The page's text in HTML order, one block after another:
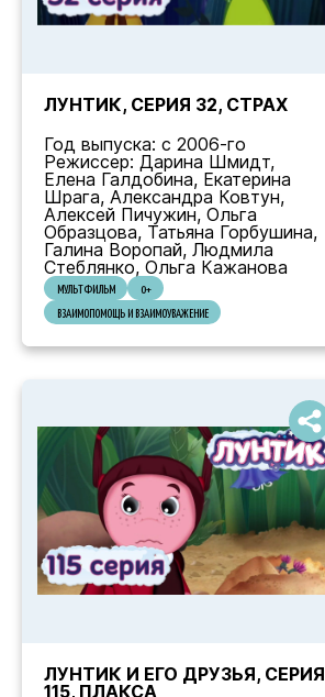
ЛУНТИК, СЕРИЯ 32, СТРАХ
Год выпуска: с 2006-го
Режиссер: Дарина Шмидт,
Елена Галдобина, Екатерина
Шрага, Александра Ковтун,
Алексей Пичужин, Ольга
Образцова, Татьяна Горбушина,
Галина Воропай, Людмила
Стеблянко, Ольга Кажанова
МУЛЬТФИЛЬМ
0+
ВЗАИМОПОМОЩЬ И ВЗАИМОУВАЖЕНИЕ
ЛУНТИК И ЕГО ДРУЗЬЯ, СЕРИЯ
115, ПЛАКСА